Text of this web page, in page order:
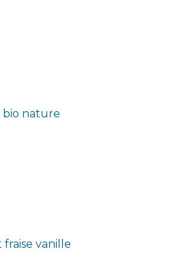
bio nature
fraise vanille